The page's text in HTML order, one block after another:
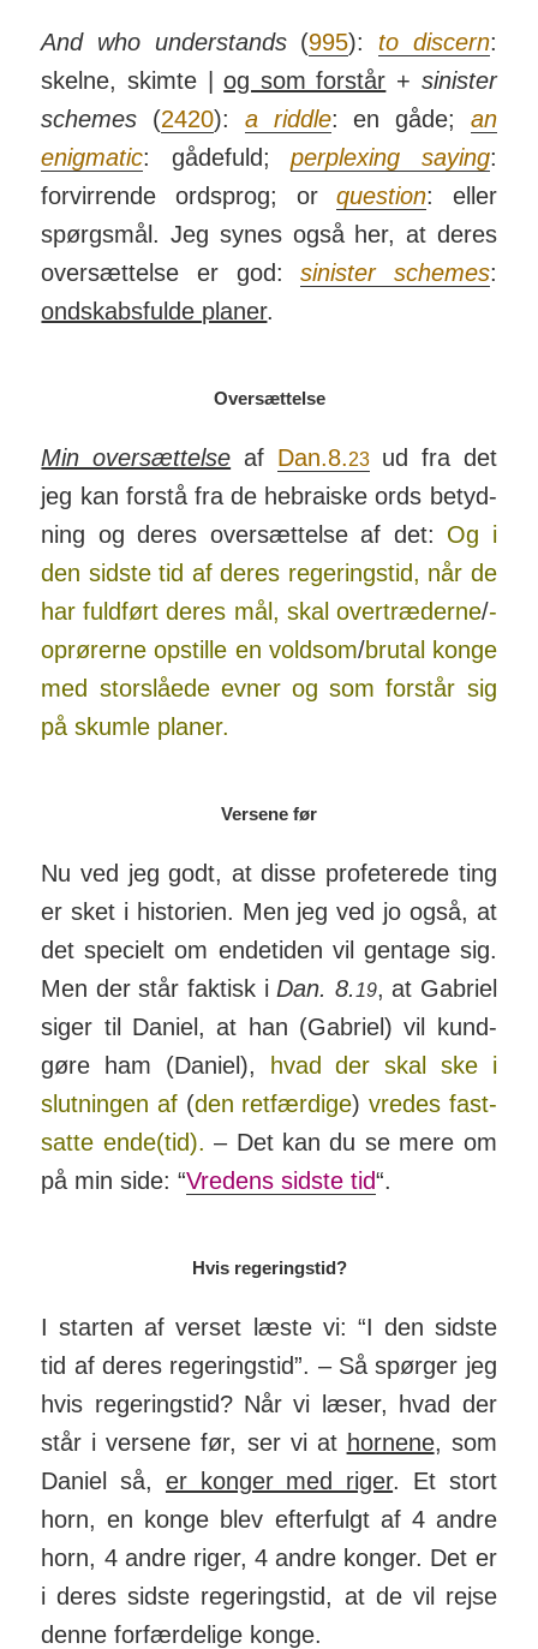
And who under­stands(995): to discern:
skelne, skimte |og som forstår + sinister
schemes (2420): a riddle: en gåde; an
enig­matic: gåde­fuld;per­plexing saying:
for­vir­rende ord­sprog; orquestion: eller
spørgsmål. Jeg synes også her, at deres
over­sæt­telse er god:sinister schemes:
ond­skabs­fulde planer.
Oversættelse
Min oversættelse af Dan.8.23ud fra det
jeg kan forstå fra de hebra­iske ords be­tyd­
ning og deres over­sæt­telse af det: Og i
den sidste tid af deres reger­ings­tid, når de
har fuld­ført deres mål, skal over­træd­erne/­
oprør­erne op­stille en voldsom/­brutal konge
med stor­slåede evner og som for­står sig
på skumle planer.
Versene før
Nu ved jeg godt, at disse pro­fe­te­rede ting
er sket i histo­rien. Men jeg ved jo også, at
det spe­cielt om ende­tiden vil gentage sig.
Men der står faktisk i Dan. 8. 19, at Ga­briel
siger til Daniel, at han (Gabriel) vil kund­
gøre ham (Daniel),
hvad der skal ske i
slut­ningen af (den ret­fær­dige) vredes fast­
satte ende(tid).– Det kan du se mere om
på min side: “Vre­dens sidste tid“.
Hvis regeringstid?
I starten af verset læste vi: “I den sidste
tid af deres reger­ings­tid”. – Så spørger jeg
hvis reger­ings­tid? Når vi læser, hvad der
står i ver­sene før, ser vi at hor­nene, som
Daniel så, er konger med riger. Et stort
horn, en konge blev efter­fulgt af 4 andre
horn, 4 andre riger, 4 andre konger. Det er
i deres sidste reger­ingstid, at de vil rejse
denne for­fær­de­lige konge.